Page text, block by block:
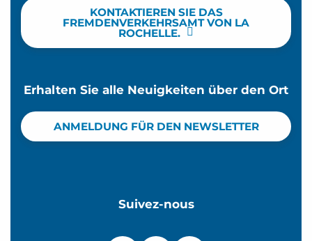
KONTAKTIEREN SIE DAS
FREMDENVERKEHRSAMT VON LA
ROCHELLE.
Erhalten Sie alle Neuigkeiten über den Ort
ANMELDUNG FÜR DEN NEWSLETTER
Suivez-nous